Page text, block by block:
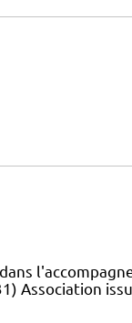
Association